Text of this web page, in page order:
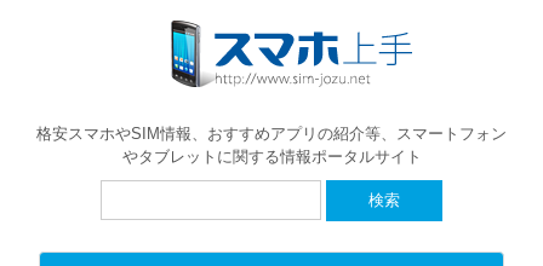
格安スマホやSIM情報、おすすめアプリの紹介等、スマートフォン
やタブレットに関する情報ポータルサイト
Skip to content